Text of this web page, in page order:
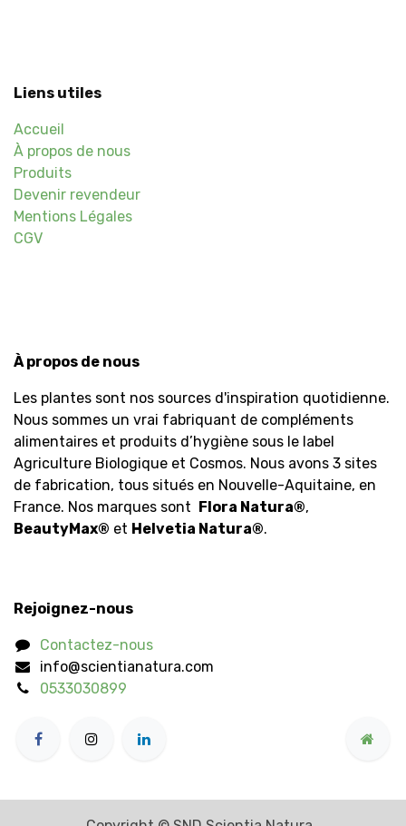
Liens utiles
Accueil
À propos de nous
Produits
Devenir revendeur
Mentions Légales
CGV
À propos de nous
Les plantes sont nos sources d'inspiration quotidienne.
Nous sommes un vrai fabriquant de compléments
alimentaires et produits d’hygiène sous le label
Agriculture Biologique et Cosmos. Nous avons 3 sites
de fabrication, tous situés en Nouvelle-Aquitaine, en
France. Nos marques sont Flora Natura®,
BeautyMax® et Helvetia Natura®.
Rejoignez-nous
Contactez-nous
info@scientianatura.com
0533030899